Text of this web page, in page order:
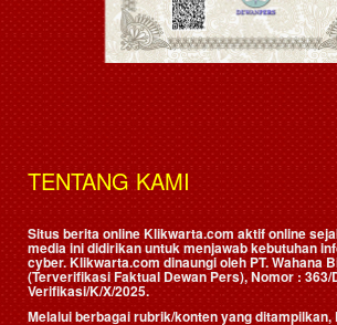
TENTANG KAMI
Situs berita online Klikwarta.com aktif online
media ini didirikan untuk menjawab kebutuhan
cyber. Klikwarta.com dinaungi oleh PT. Wahana
(Terverifikasi Faktual Dewan Pers), Nomor : 363/
Verifikasi/K/X/2025.
Melalui berbagai rubrik/konten yang